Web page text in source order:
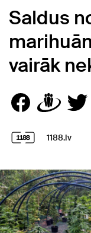
Saldus
vairāk
1188.lv